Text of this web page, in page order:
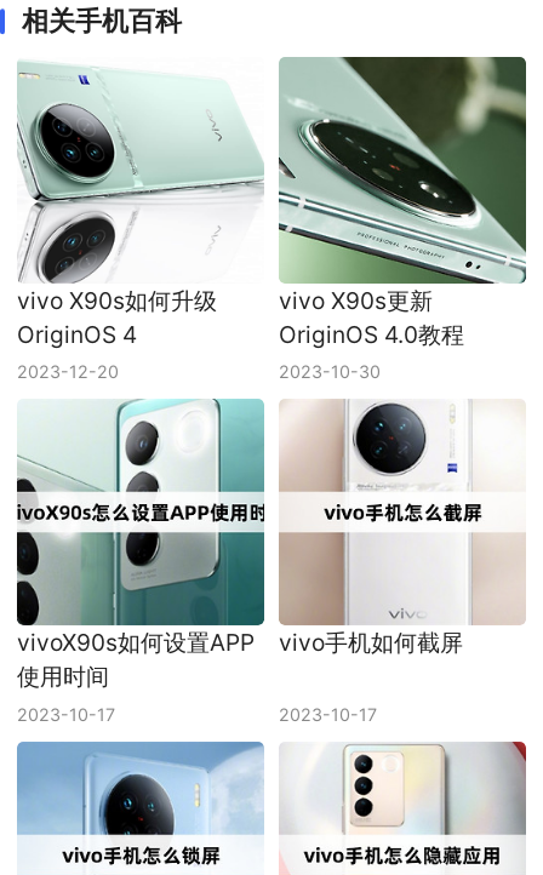
相关手机百科
vivo X90s如何升级
OriginOS 4
2023-12-20
vivo X90s更新
OriginOS 4.0教程
2023-10-30
vivoX90s如何设置APP
使用时间
2023-10-17
vivo手机如何截屏
2023-10-17